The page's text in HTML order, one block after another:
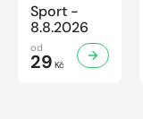
Sport -
8.8.2026
od
29 Kč